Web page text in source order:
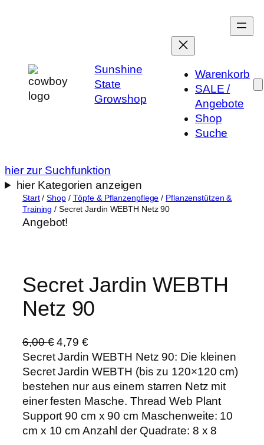
Sunshine
State
Growshop
Warenkorb
SALE /
Angebote
Shop
Suche
hier zur Suchfunktion
hier Kategorien anzeigen
Start/Shop/ Töpfe & Pflanzenpflege / Pflanzenstützen &
Training / Secret Jardin WEBTH Netz 90
Angebot!
Secret Jardin WEBTH
Netz 90
6,00€ U
r
s
p
r
ü
n
4,79 €A
k
t
u
e
l
l
Secret Jardin WEBTH Netz 90: Die kleinen
Secret Jardin WEBTH (bis zu 120×120 cm)
bestehen nur aus einem starren Netz mit
einer festen Masche. Thread Web Plant
Support 90 cm x 90 cm Maschenweite: 10
cm x 10 cm Anzahl der Quadrate: 8 x 8